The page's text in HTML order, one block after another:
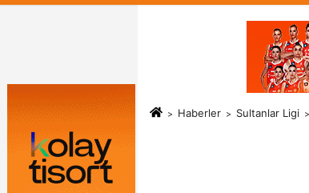
Haberler Sultanlar Ligi